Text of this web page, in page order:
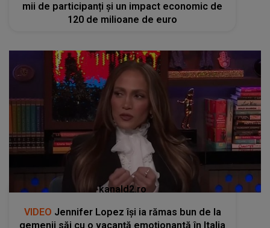
mii de participanți și un impact economic de
120 de milioane de euro
kanald2.ro
VIDEO Jennifer Lopez își ia rămas bun de la
gemenii săi cu o vacanță emoționantă în Italia